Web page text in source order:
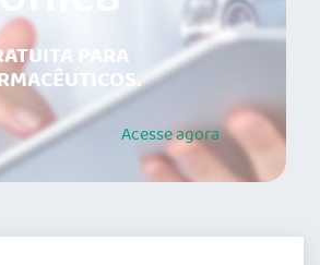
PARA
Acesseagora